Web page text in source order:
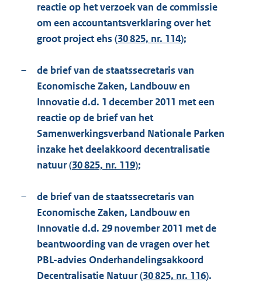
reactie op het verzoek van de commissie
om een accountantsverklaring over het
groot project ehs (30 825, nr. 114);
–
de brief van de staatssecretaris van
Economische Zaken, Landbouw en
Innovatie d.d. 1 december 2011 met een
reactie op de brief van het
Samenwerkingsverband Nationale Parken
inzake het deelakkoord decentralisatie
natuur (30 825, nr. 119);
–
de brief van de staatssecretaris van
Economische Zaken, Landbouw en
Innovatie d.d. 29 november 2011 met de
beantwoording van de vragen over het
PBL-advies Onderhandelingsakkoord
Decentralisatie Natuur (30 825, nr. 116).